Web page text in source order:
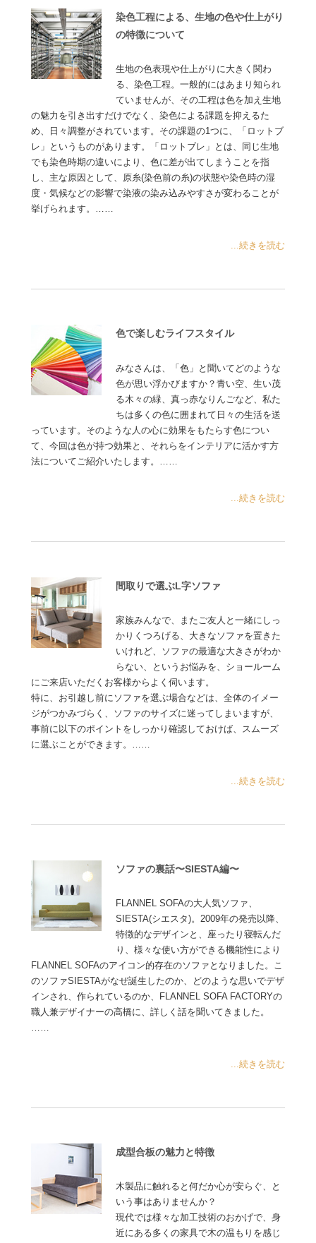
染色工程による、生地の色や仕上がり
の特徴について
生地の色表現や仕上がりに大きく関わ
る、染色工程。一般的にはあまり知られ
ていませんが、その工程は色を加え生地
の魅力を引き出すだけでなく、染色による課題を抑えるた
め、日々調整がされています。その課題の1つに、「ロットブ
レ」というものがあります。「ロットブレ」とは、同じ生地
でも染色時期の違いにより、色に差が出てしまうことを指
し、主な原因として、原糸(染色前の糸)の状態や染色時の湿
度・気候などの影響で染液の染み込みやすさが変わることが
挙げられます。……
...続きを読む
色で楽しむライフスタイル
みなさんは、「色」と聞いてどのような
色が思い浮かびますか？青い空、生い茂
る木々の緑、真っ赤なりんごなど、私た
ちは多くの色に囲まれて日々の生活を送
っています。そのような人の心に効果をもたらす色につい
て、今回は色が持つ効果と、それらをインテリアに活かす方
法についてご紹介いたします。……
...続きを読む
間取りで選ぶL字ソファ
家族みんなで、またご友人と一緒にしっ
かりくつろげる、大きなソファを置きた
いけれど、ソファの最適な大きさがわか
らない、というお悩みを、ショールーム
にご来店いただくお客様からよく伺います。
特に、お引越し前にソファを選ぶ場合などは、全体のイメー
ジがつかみづらく、ソファのサイズに迷ってしまいますが、
事前に以下のポイントをしっかり確認しておけば、スムーズ
に選ぶことができます。……
...続きを読む
ソファの裏話〜SIESTA編〜
FLANNEL SOFAの大人気ソファ、
SIESTA(シエスタ)。2009年の発売以降、
特徴的なデザインと、座ったり寝転んだ
り、様々な使い方ができる機能性により
FLANNEL SOFAのアイコン的存在のソファとなりました。こ
のソファSIESTAがなぜ誕生したのか、どのような思いでデザ
インされ、作られているのか、FLANNEL SOFA FACTORYの
職人兼デザイナーの高橋に、詳しく話を聞いてきました。
……
...続きを読む
成型合板の魅力と特徴
木製品に触れると何だか心が安らぐ、と
いう事はありませんか？
現代では様々な加工技術のおかげで、身
近にある多くの家具で木の温もりを感じ